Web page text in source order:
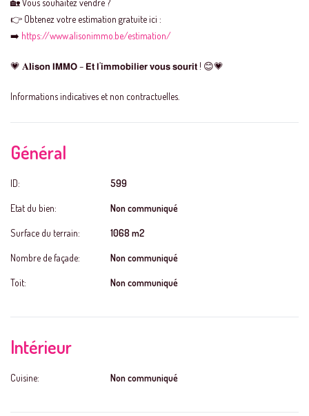
🏡 Vous souhaitez vendre ?
👉 Obtenez votre estimation gratuite ici :
➡️ https://www.alisonimmo.be/estimation/
💗 𝐀𝐥𝗶𝘀𝗼𝗻 𝗜𝗠𝗠𝗢 – 𝗘𝘁 𝗹’𝗶𝗺𝗺𝗼𝗯𝗶𝗹𝗶𝗲𝗿 𝘃𝗼𝘂𝘀 𝘀𝗼𝘂𝗿𝗶𝘁 ! 😊💗
Informations indicatives et non contractuelles.
Général
ID: 599
Etat du bien: Non communiqué
Surface du terrain: 1068 m2
Nombre de façade: Non communiqué
Toit: Non communiqué
Intérieur
Cuisine: Non communiqué